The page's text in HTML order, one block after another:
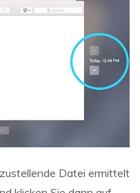
Datei ermittelt